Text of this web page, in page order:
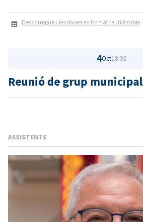
Descarregueu les dades en format reutilitzable
4Oct18:30
Reunió de grup municipal
ASSISTENTS